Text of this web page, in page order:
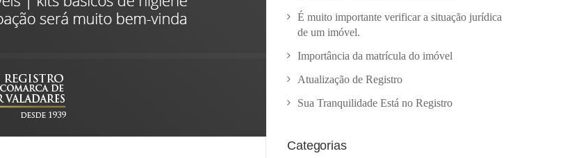
É muito importante verificar a situação jurídica
de um imóvel.
Importância da matrícula do imóvel
Atualização de Registro
Sua Tranquilidade Está no Registro
Categorias